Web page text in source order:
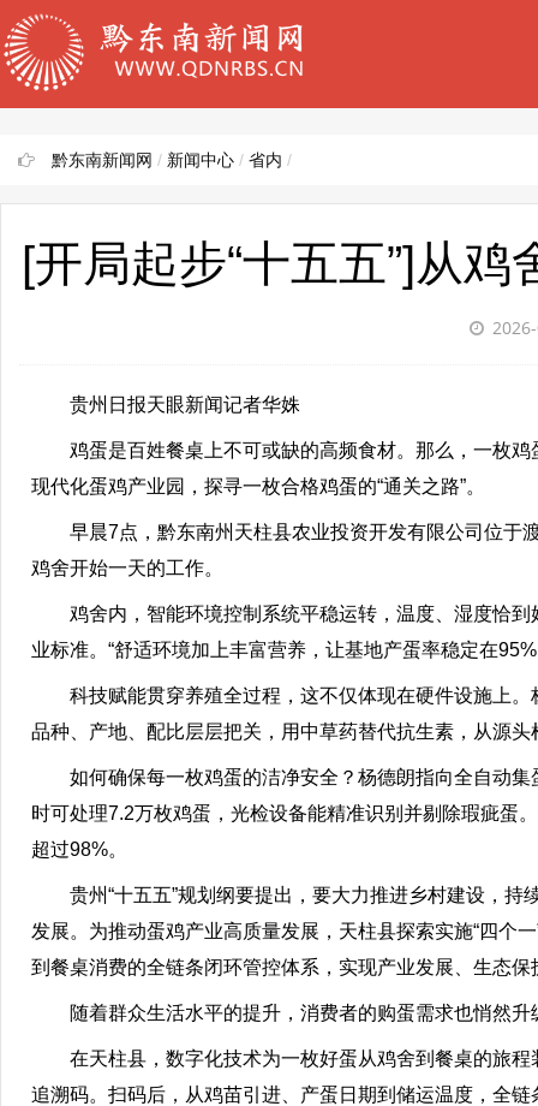
黔东南新闻网 / 新闻中心 / 省内 /
[开局起步“十五五”]从
贵州日报天眼新闻记者华姝
鸡蛋是百姓餐桌上不可或缺的高频食材。那么，一枚
现代化蛋鸡产业园，探寻一枚合格鸡蛋的“通关之路”。
早晨7点，黔东南州天柱县农业投资开发有限公司位于
鸡舍开始一天的工作。
鸡舍内，智能环境控制系统平稳运转，温度、湿度恰
业标准。“舒适环境加上丰富营养，让基地产蛋率稳定在
科技赋能贯穿养殖全过程，这不仅体现在硬件设施上
品种、产地、配比层层把关，用中草药替代抗生素，从源
如何确保每一枚鸡蛋的洁净安全？杨德朗指向全自动
时可处理7.2万枚鸡蛋，光检设备能精准识别并剔除瑕疵蛋
超过98%。
贵州“十五五”规划纲要提出，要大力推进乡村建设，
发展。为推动蛋鸡产业高质量发展，天柱县探索实施“四
到餐桌消费的全链条闭环管控体系，实现产业发展、生态
随着群众生活水平的提升，消费者的购蛋需求也悄然
在天柱县，数字化技术为一枚好蛋从鸡舍到餐桌的旅
追溯码。扫码后，从鸡苗引进、产蛋日期到储运温度，全